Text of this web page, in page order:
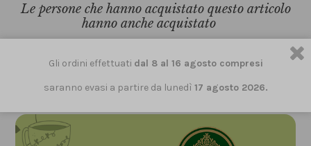
Le persone che hanno acquistato questo articolo
hanno anche acquistato
Gli ordini effettuati dal 8 al 16 agosto compresi
saranno evasi a partire da lunedì 17 agosto 2026.